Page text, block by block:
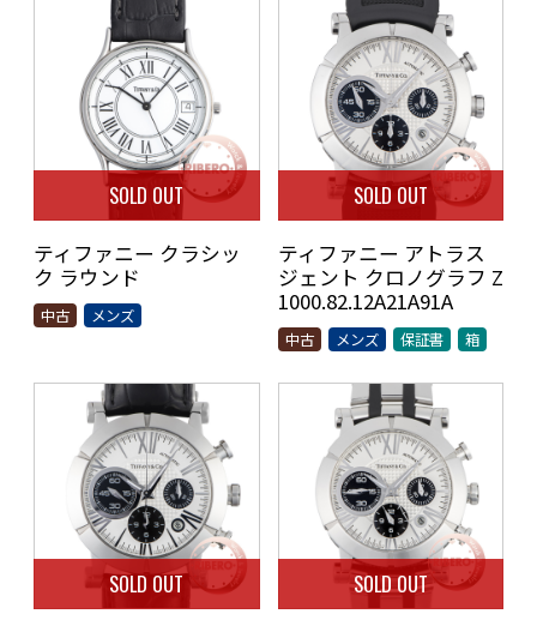
SOLD OUT
ティファニー クラシッ
ク ラウンド
中古 メンズ
SOLD OUT
ティファニー アトラス
ジェント クロノグラフ Z
1000.82.12A21A91A
中古 メンズ 保証書 箱
SOLD OUT SOLD OUT